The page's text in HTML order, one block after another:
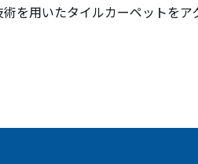
を用いたタイルカーペットをア